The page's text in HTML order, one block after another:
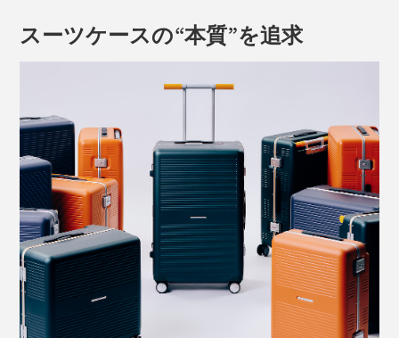
遠くからでも認識しやすく、空港のバゲージクレームで
自分のスーツケースを見つけるのも、楽しみになりま
長期間タイヤの回転をなめらかに保つのが、GPB機構。
少しずつ自動で車軸にグリス（潤滑油）が注入されてい
く特許技術により、摩擦を軽減しています。
さらに、急な動き出しを防ぐストッパー付き。乗り物内
などでの不用意な動き出しを制限することができます。
※生産時期により、内側の仕様は異なる場合があります
内側は、中仕切りを上下のベルトで留める仕様。ベルト
はゴム製なので、中身の増減にもフレキシブルに対応し
スーツケースの“本質”を追求